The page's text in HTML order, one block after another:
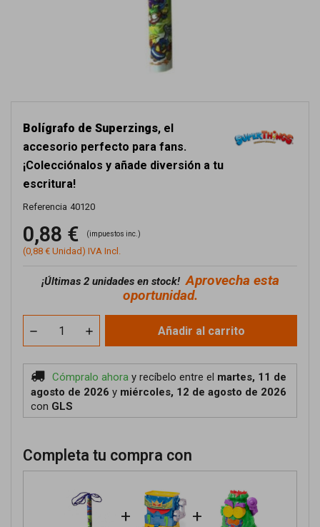
Bolígrafo de Superzings, el
accesorio perfecto para fans.
¡Colecciónalos y añade diversión a tu
escritura!
Referencia 40120
0,88 € (impuestos inc.)
(0,88 € Unidad) IVA Incl.
¡Últimas 2 unidades en stock!Aprovecha esta
oportunidad.
Añadir al carrito
Cómpralo ahora y recíbelo entre el martes, 11 de
agosto de 2026 y miércoles, 12 de agosto de 2026
con GLS
Completa tu compra con
+ +